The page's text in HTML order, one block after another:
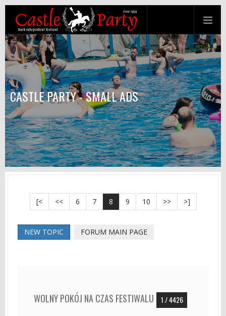
CASTLE PARTY - SMALL ADS
[< << 6 7 8 9 10 >> >]
NEW TOPIC FORUM MAIN PAGE
1 / 4426
WOLNY POKÓJ NA CZAS FESTIWALU